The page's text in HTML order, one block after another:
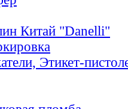
Китай "Danelli"
Этикет-